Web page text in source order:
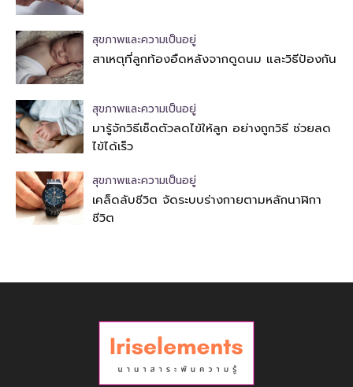
สุขภาพและความเป็นอยู่
สาเหตุที่ลูกท้องอืดหลังจากดูดนม และวิธีป้องกัน
สุขภาพและความเป็นอยู่
มารู้จักวิธีเช็ดตัวลดไข้ให้ลูก อย่างถูกวิธี ช่วยลด
ไข้ได้เร็ว
สุขภาพและความเป็นอยู่
เคล็ดลับชีวิต จัดระบบร่างกายตามหลักนาฬิกา
ชีวิต